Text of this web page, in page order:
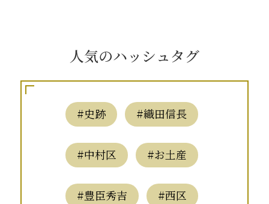
人気のハッシュタグ
#史跡 #織田信長
#中村区 #お土産
#豊臣秀吉 #西区